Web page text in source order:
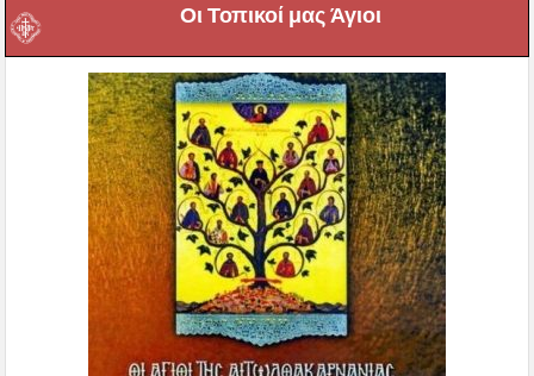
Οι Τοπικοί μας Άγιοι